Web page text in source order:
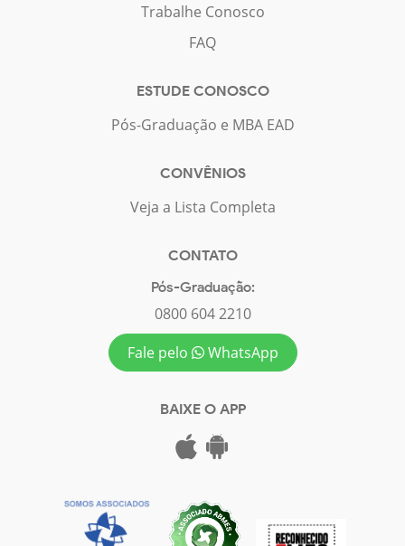
Trabalhe Conosco
FAQ
ESTUDE CONOSCO
Pós-Graduação e MBA EAD
CONVÊNIOS
Veja a Lista Completa
CONTATO
Pós-Graduação:
0800 604 2210
Fale pelo
WhatsApp
BAIXE O APP